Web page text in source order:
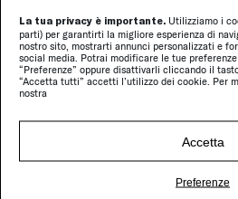
La tua privacy è importante. Utilizziamo i
parti) per garantirti la migliore esperienza di
nostro sito, mostrarti annunci personalizzati e
social media. Potrai modificare le tue
“Preferenze” oppure disattivarli cliccando il
“Accetta tutti” accetti l’utilizzo dei cookie. Per
nostra
Accetta
Preferenze
Aston